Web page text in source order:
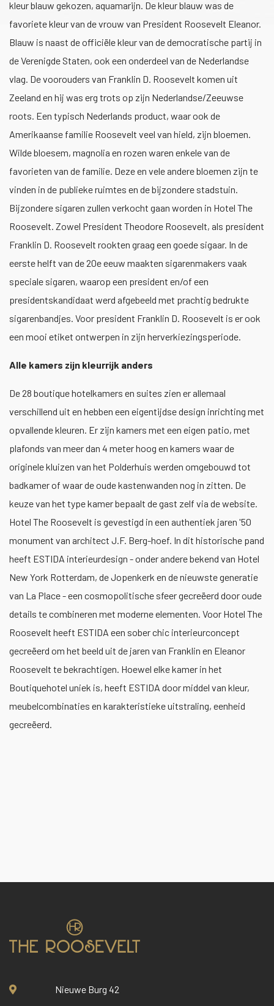
kleur blauw gekozen, aquamarijn. De kleur blauw was de
favoriete kleur van de vrouw van President Roosevelt Eleanor.
Blauw is naast de officiële kleur van de democratische partij in
de Verenigde Staten, ook een onderdeel van de Nederlandse
vlag. De voorouders van Franklin D. Roosevelt komen uit
Zeeland en hij was erg trots op zijn Nederlandse/Zeeuwse
roots. Een typisch Nederlands product, waar ook de
Amerikaanse familie Roosevelt veel van hield, zijn bloemen.
Wilde bloesem, magnolia en rozen waren enkele van de
favorieten van de familie. Deze en vele andere bloemen zijn te
vinden in de publieke ruimtes en de bijzondere stadstuin.
Bijzondere sigaren zullen verkocht gaan worden in Hotel The
Roosevelt. Zowel President Theodore Roosevelt, als president
Franklin D. Roosevelt rookten graag een goede sigaar. In de
eerste helft van de 20e eeuw maakten sigarenmakers vaak
speciale sigaren, waarop een president en/of een
presidentskandidaat werd afgebeeld met prachtig bedrukte
sigarenbandjes. Voor president Franklin D. Roosevelt is er ook
een mooi etiket ontwerpen in zijn herverkiezingsperiode.
Alle kamers zijn kleurrijk anders
De 28 boutique hotelkamers en suites zien er allemaal
verschillend uit en hebben een eigentijdse design inrichting met
opvallende kleuren. Er zijn kamers met een eigen patio, met
plafonds van meer dan 4 meter hoog en kamers waar de
originele kluizen van het Polderhuis werden omgebouwd tot
badkamer of waar de oude kastenwanden nog in zitten. De
keuze van het type kamer bepaalt de gast zelf via de website.
Hotel The Roosevelt is gevestigd in een authentiek jaren '50
monument van architect J.F. Berg-hoef. In dit historische pand
heeft ESTIDA interieurdesign - onder andere bekend van Hotel
New York Rotterdam, de Jopenkerk en de nieuwste generatie
van La Place - een cosmopolitische sfeer gecreëerd door oude
details te combineren met moderne elementen. Voor Hotel The
Roosevelt heeft ESTIDA een sober chic interieurconcept
gecreëerd om het beeld uit de jaren van Franklin en Eleanor
Roosevelt te bekrachtigen. Hoewel elke kamer in het
Boutiquehotel uniek is, heeft ESTIDA door middel van kleur,
meubelcombinaties en karakteristieke uitstraling, eenheid
gecreëerd.
Nieuwe Burg 42